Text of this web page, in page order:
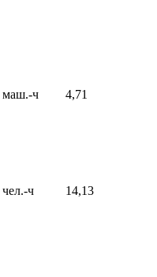
маш.-ч 4,71
чел.-ч 14,13